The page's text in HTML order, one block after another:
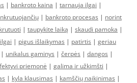
| bankroto kaina | tarnauja ilgai |
| bankroto procesas | norint
| taupykite laiką | skaudi pamoka |
| pigus išlaikymas | patirtis | geriau
| unikalus gaminys | čerpės | dangos |
priemonė | galima ir užkimšti |
| kyla klausimas | kamščių naikinimas |